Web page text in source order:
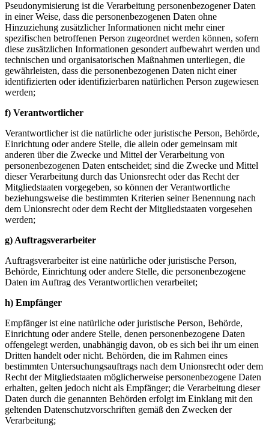
Pseudonymisierung ist die Verarbeitung personenbezogener Daten
in einer Weise, dass die personenbezogenen Daten ohne
Hinzuziehung zusätzlicher Informationen nicht mehr einer
spezifischen betroffenen Person zugeordnet werden können, sofern
diese zusätzlichen Informationen gesondert aufbewahrt werden und
technischen und organisatorischen Maßnahmen unterliegen, die
gewährleisten, dass die personenbezogenen Daten nicht einer
identifizierten oder identifizierbaren natürlichen Person zugewiesen
werden;
f) Verantwortlicher
Verantwortlicher ist die natürliche oder juristische Person, Behörde,
Einrichtung oder andere Stelle, die allein oder gemeinsam mit
anderen über die Zwecke und Mittel der Verarbeitung von
personenbezogenen Daten entscheidet; sind die Zwecke und Mittel
dieser Verarbeitung durch das Unionsrecht oder das Recht der
Mitgliedstaaten vorgegeben, so können der Verantwortliche
beziehungsweise die bestimmten Kriterien seiner Benennung nach
dem Unionsrecht oder dem Recht der Mitgliedstaaten vorgesehen
werden;
g) Auftragsverarbeiter
Auftragsverarbeiter ist eine natürliche oder juristische Person,
Behörde, Einrichtung oder andere Stelle, die personenbezogene
Daten im Auftrag des Verantwortlichen verarbeitet;
h) Empfänger
Empfänger ist eine natürliche oder juristische Person, Behörde,
Einrichtung oder andere Stelle, denen personenbezogene Daten
offengelegt werden, unabhängig davon, ob es sich bei ihr um einen
Dritten handelt oder nicht. Behörden, die im Rahmen eines
bestimmten Untersuchungsauftrags nach dem Unionsrecht oder dem
Recht der Mitgliedstaaten möglicherweise personenbezogene Daten
erhalten, gelten jedoch nicht als Empfänger; die Verarbeitung dieser
Daten durch die genannten Behörden erfolgt im Einklang mit den
geltenden Datenschutzvorschriften gemäß den Zwecken der
Verarbeitung;